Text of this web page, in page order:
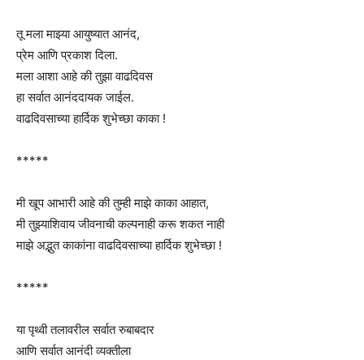
तू मला माझ्या आयुष्यात आनंद,
प्रेम आणि प्रकाश दिला.
मला आशा आहे की तुझा वाढदिवस
हा सर्वात आनंददायक जाईल.
वाढदिवसाच्या हार्दिक शुभेच्छा काका !
*****
मी खूप आभारी आहे की तुम्ही माझे काका आहात,
मी तुझ्याशिवाय जीवनाची कल्पनाही करू शकत नाही
माझे अद्भुत काकांना वाढदिवसाच्या हार्दिक शुभेच्छा !
*****
या पृथ्वी तलावरील सर्वात रुबाबदार
आणि सर्वात आनंदी व्यक्तीला